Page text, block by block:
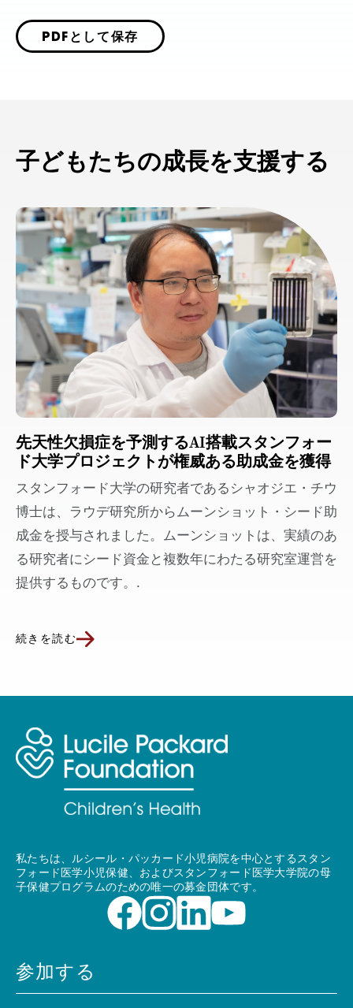
PDFとして保存
子どもたちの成長を支援する
先天性欠損症を予測するAI搭載スタンフォー
ド大学プロジェクトが権威ある助成金を獲得
スタンフォード大学の研究者であるシャオジエ・チウ
博士は、ラウデ研究所からムーンショット・シード助
成金を授与されました。ムーンショットは、実績のあ
る研究者にシード資金と複数年にわたる研究室運営を
提供するものです。.
続きを読む
私たちは、ルシール・パッカード小児病院を中心とするスタン
フォード医学小児保健、およびスタンフォード医学大学院の母
子保健プログラムのための唯一の募金団体です。
参加する